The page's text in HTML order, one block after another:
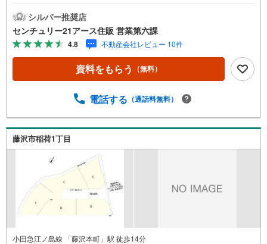
ンチュリオン獲得店舗◆全国約970店舗あるセンチュリー2
1のお店。その中でも、アメリカ本部が設ける一定基準を満
たした、上位4％しか受賞できない賞。それが「センチュリ
オン」です。弊社はそのセンチュリオンを2002年から欠か
すことなく取り続けております。◆住宅ローン相談会◆お
客様にあった無理のない住宅ローンの試算やご購入の際に
買い物になりますので、しっかりとした資金計画のアドバ
額を長期間で返済する住宅ローンは優遇金利が0.1％変わる
だけで、支払い総額に大きな変化が生じます。取引の多い
弊社は金融機関の特色、傾向、トレンドを熟知しておりま
すので、お客様のニーズにあった金融機関をご紹介させて
頂きます。
シルバー推奨店
センチュリー21アース住販 営業第六課
4.8 不動産会社レビュー 10件
資料をもらう （無料）
電話する （通話料無料）
藤沢市稲荷1丁目
小田急江ノ島線 「藤沢本町」駅 徒歩14分